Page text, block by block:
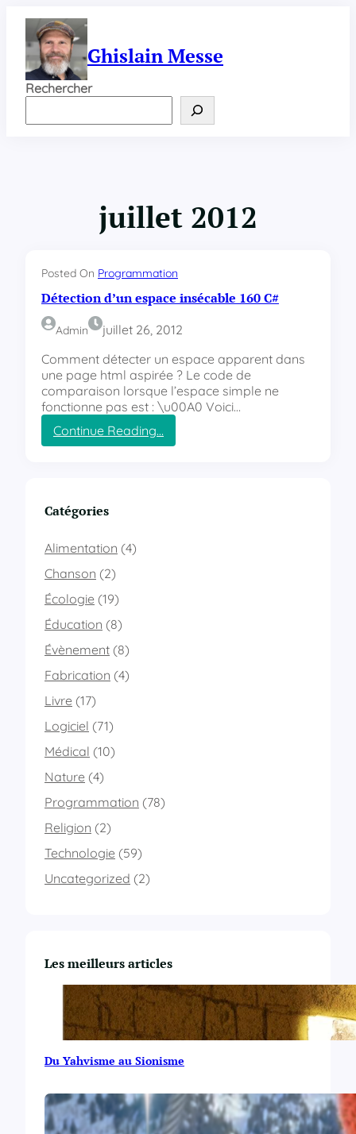
contenu
Ghislain Messe
Rechercher
juillet 2012
Posted On Programmation
Détection d’un espace insécable 160 C#
Admin
juillet 26, 2012
Comment détecter un espace apparent dans
une page html aspirée ? Le code de
comparaison lorsque l’espace simple ne
fonctionne pas est : \u00A0 Voici…
Continue Reading…
:
s
é
#
Catégories
Alimentation (4)
Chanson (2)
Écologie (19)
Éducation (8)
Évènement (8)
Fabrication (4)
Livre (17)
Logiciel (71)
Médical (10)
Nature (4)
Programmation (78)
Religion (2)
Technologie (59)
Uncategorized (2)
Les meilleurs articles
Du Yahvisme au Sionisme